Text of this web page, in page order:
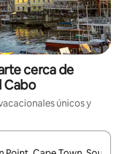
cerca de
Cabo
únicos y
podrás navegar